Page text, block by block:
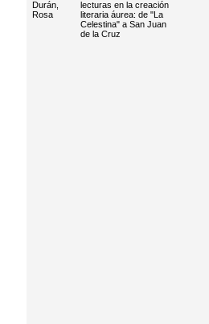
Durán,
Rosa
lecturas en la creación
literaria áurea: de "La
Celestina" a San Juan
de la Cruz